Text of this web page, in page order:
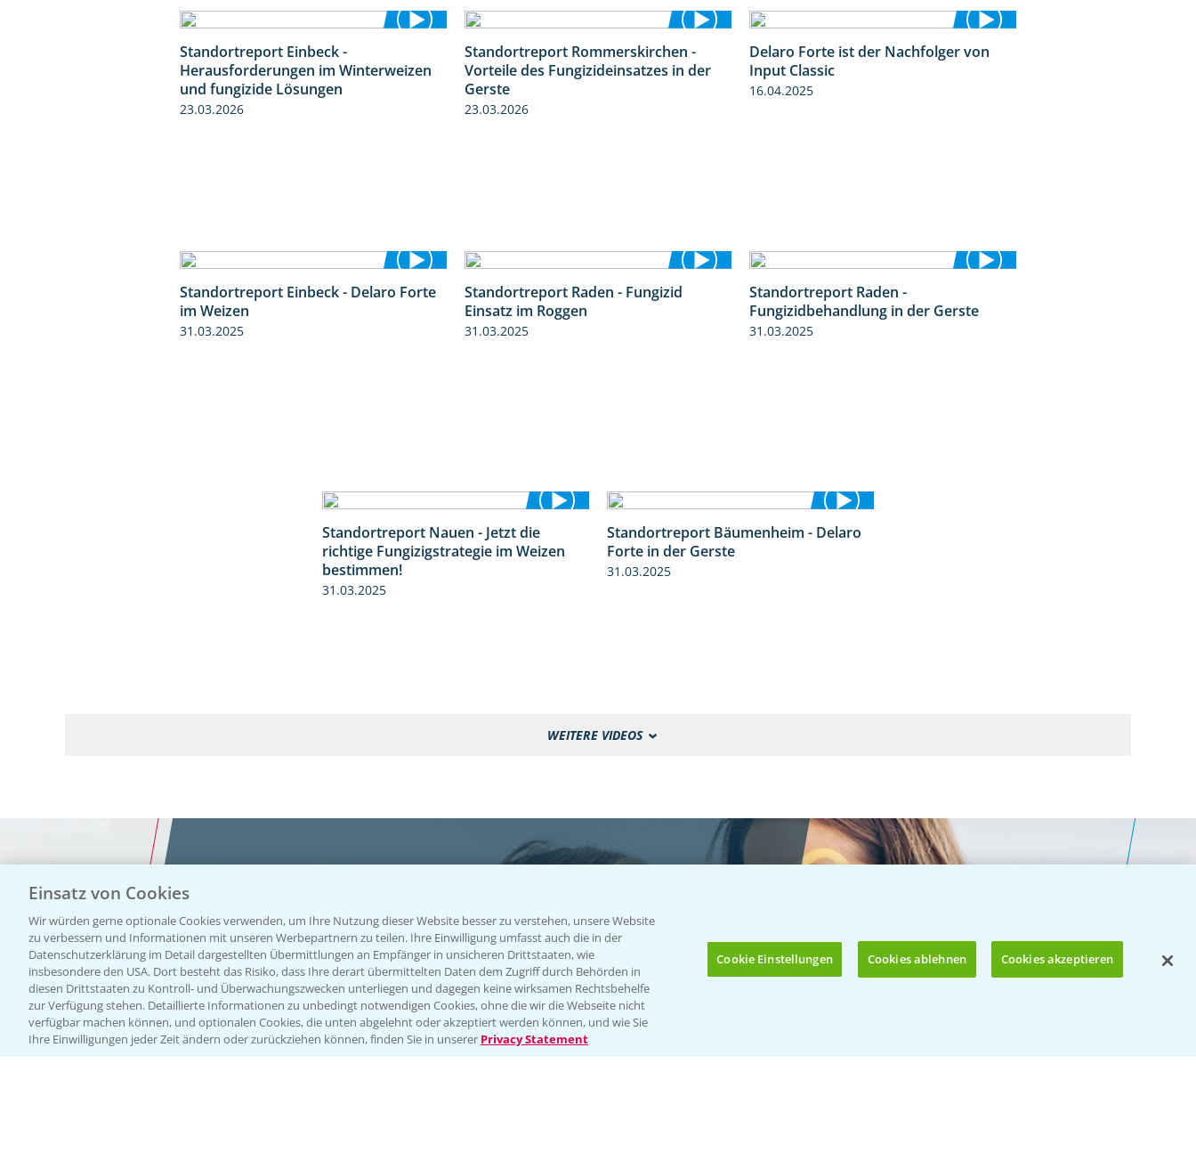
Standortreport Einbeck -
Herausforderungen im Winterweizen
und fungizide Lösungen
23.03.2026
5:47
Standortreport Rommerskirchen -
Vorteile des Fungizideinsatzes in der
Gerste
23.03.2026
1:20
Delaro Forte ist der Nachfolger von
Input Classic
16.04.2025
3:38
Standortreport Einbeck - Delaro Forte
im Weizen
31.03.2025
Standortreport Raden - Fungizid
Einsatz im Roggen
31.03.2025
Standortreport Raden -
Fungizidbehandlung in der Gerste
31.03.2025
Standortreport Nauen - Jetzt die
richtige Fungizigstrategie im Weizen
bestimmen!
31.03.2025
4:42
Standortreport Bäumenheim - Delaro
Forte in der Gerste
31.03.2025
WEITERE VIDEOS
Bis zu 4 Produkte vergleichen:
Vegetables by Bayer
Gemüsesaatgut
von Vegetables
Einsatz von Cookies
Wir würden gerne optionale Cookies verwenden, um Ihre Nutzung dieser Website besser zu verstehen, unsere Website
zu verbessern und Informationen mit unseren Werbepartnern zu teilen. Ihre Einwilligung umfasst auch die in der
Datenschutzerklärung im Detail dargestellten Übermittlungen an Empfänger in unsicheren Drittstaaten, wie
insbesondere den USA. Dort besteht das Risiko, dass Ihre derart übermittelten Daten dem Zugriff durch Behörden in
diesen Drittstaaten zu Kontroll- und Überwachungszwecken unterliegen und dagegen keine wirksamen Rechtsbehelfe
zur Verfügung stehen. Detaillierte Informationen zu unbedingt notwendigen Cookies, ohne die wir die Webseite nicht
verfügbar machen können, und optionalen Cookies, die unten abgelehnt oder akzeptiert werden können, und wie Sie
Ihre Einwilligungen jeder Zeit ändern oder zurückziehen können, finden Sie in unserer Privacy Statement
Cookie Einstellungen Cookies ablehnen Cookies akzeptieren